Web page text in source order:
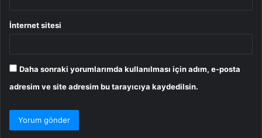
İnternet sitesi
Daha sonraki yorumlarımda kullanılması için adım, e-posta
adresim ve site adresim bu tarayıcıya kaydedilsin.